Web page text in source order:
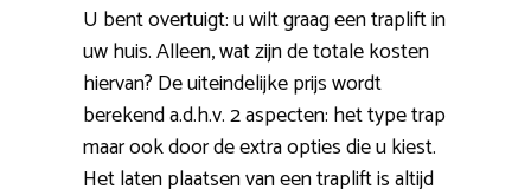
U bent overtuigt: u wilt graag een traplift in
uw huis. Alleen, wat zijn de totale kosten
hiervan? De uiteindelijke prijs wordt
berekend a.d.h.v. 2 aspecten: het type trap
maar ook door de extra opties die u kiest.
Het laten plaatsen van een traplift is altijd